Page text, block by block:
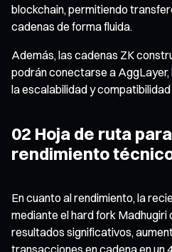
blockchain, permitiendo
cadenas de forma fluida.
Además, las cadenas ZK
podrán conectarse a AggLayer,
la escalabilidad y compatibilidad
02 Hoja de ruta
rendimiento
En cuanto al rendimiento, la
mediante el hard fork Madhugiri
resultados significativos,
transacciones en cadena en un